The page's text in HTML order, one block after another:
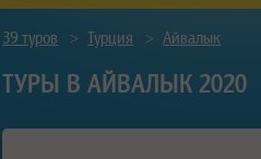
39 туров > Турция > Айвалык
ТУРЫ В АЙВАЛЫК 2020